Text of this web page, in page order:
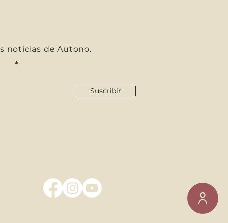
noticias de Autono.
Suscribir